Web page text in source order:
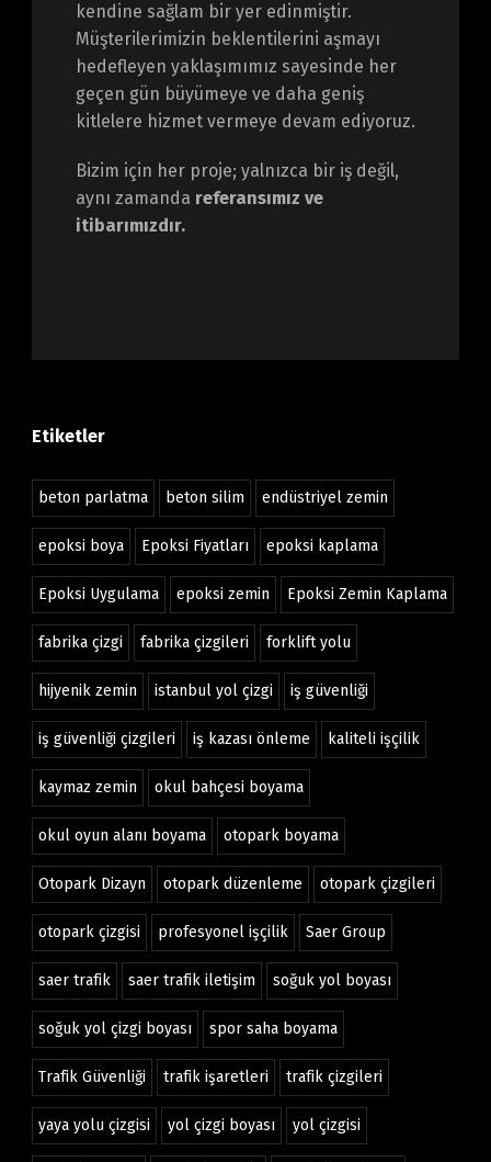
kendine sağlam bir yer edinmiştir.
Müşterilerimizin beklentilerini aşmayı
hedefleyen yaklaşımımız sayesinde her
geçen gün büyümeye ve daha geniş
kitlelere hizmet vermeye devam ediyoruz.
Bizim için her proje; yalnızca bir iş değil,
aynı zamanda referansımız ve
itibarımızdır.
Etiketler
beton parlatma beton silim endüstriyel zemin
epoksi boya Epoksi Fiyatları epoksi kaplama
Epoksi Uygulama epoksi zemin Epoksi Zemin Kaplama
fabrika çizgi fabrika çizgileri forklift yolu
hijyenik zemin istanbul yol çizgi iş güvenliği
iş güvenliği çizgileri iş kazası önleme kaliteli işçilik
kaymaz zemin okul bahçesi boyama
okul oyun alanı boyama otopark boyama
Otopark Dizayn otopark düzenleme otopark çizgileri
otopark çizgisi profesyonel işçilik Saer Group
saer trafik saer trafik iletişim soğuk yol boyası
soğuk yol çizgi boyası spor saha boyama
Trafik Güvenliği trafik işaretleri trafik çizgileri
yaya yolu çizgisi yol çizgi boyası yol çizgisi